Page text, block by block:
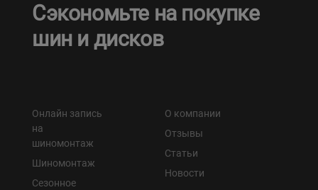
Сэкономьте на покупке
шин и дисков
Онлайн запись
на
шиномонтаж
Шиномонтаж
Сезонное
О компании
Отзывы
Статьи
Новости
Бишкек